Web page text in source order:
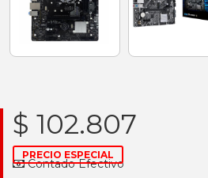
$ 102.807
PRECIO ESPECIAL
Contado Efectivo